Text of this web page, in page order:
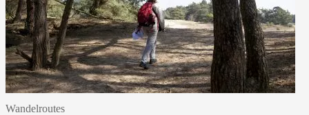
Wandelroutes